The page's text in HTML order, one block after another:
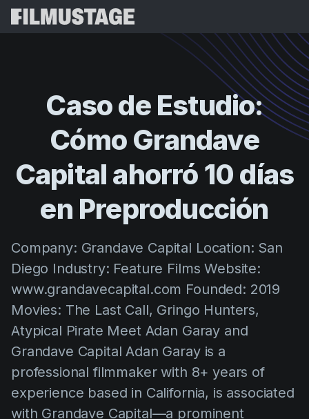
Storyboards & Shot Lists
Shooting Schedules
Budgeting
VFX Breakdown
Script Analysis
Script Sides
Orden de Rodaje
AI Agent
Precios
All
Budgeting
Cinemagic
Customer Stories
Directing
Distribution
Events
Filmmaking
Filmustage news
Recursos
Programa de Referidos
Webinars y Eventos
Plantillas
Guías
Casos de Uso
Centro de Ayuda
Casode Estudio:
Cómo Grandave
Capital ahorró 10 días
en Preproducción
Company: Grandave Capital Location: San
Diego Industry: Feature Films Website:
www.grandavecapital.com Founded: 2019
Movies: The Last Call, Gringo Hunters,
Atypical Pirate Meet Adan Garay and
Grandave Capital Adan Garay is a
professional filmmaker with 8+ years of
experience based in California, is associated
with Grandave Capital—a prominent